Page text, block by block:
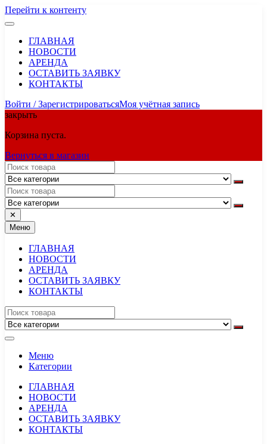
Перейти к контенту
ГЛАВНАЯ
НОВОСТИ
АРЕНДА
ОСТАВИТЬ ЗАЯВКУ
КОНТАКТЫ
Войти / ЗарегистрироватьсяМоя учётная запись
закрыть
Корзина пуста.
Вернуться в магазин
✕
Меню
ГЛАВНАЯ
НОВОСТИ
АРЕНДА
ОСТАВИТЬ ЗАЯВКУ
КОНТАКТЫ
Меню
Категории
ГЛАВНАЯ
НОВОСТИ
АРЕНДА
ОСТАВИТЬ ЗАЯВКУ
КОНТАКТЫ